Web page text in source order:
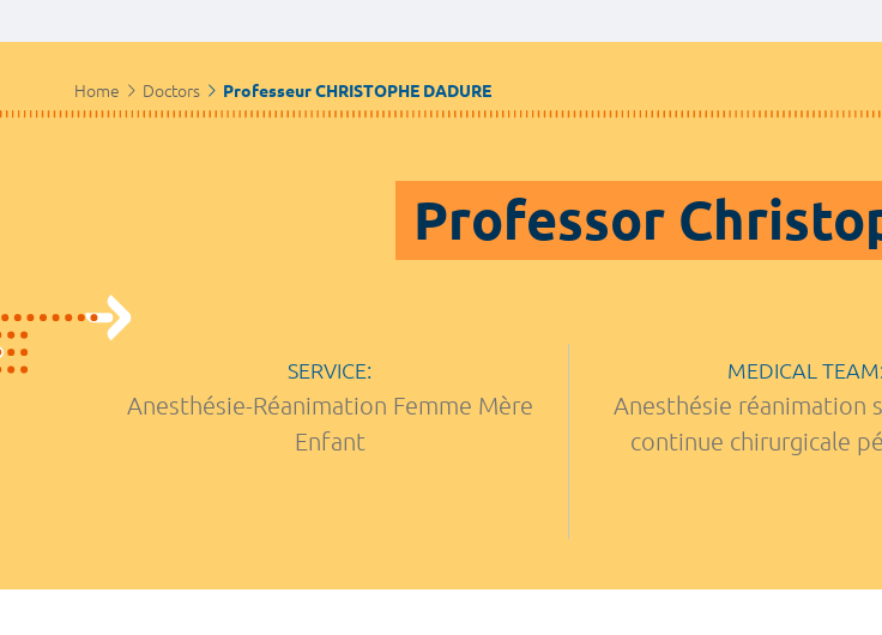
Home Doctors Professeur CHRISTOPHE DADURE
Professor
SERVICE:
Anesthésie-Réanimation Femme Mère
Enfant
MEDICAL TEAM:
Anesthésie réanimation
continue chirurgicale